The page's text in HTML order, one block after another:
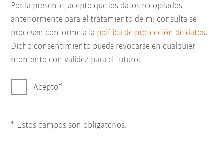
Por la presente, acepto que los datos recopilados
anteriormente para el tratamiento de mi consulta se
procesen conforme a la política de protección de datos.
Dicho consentimiento puede revocarse en cualquier
momento con validez para el futuro.
Acepto
* Estos campos son obligatorios.